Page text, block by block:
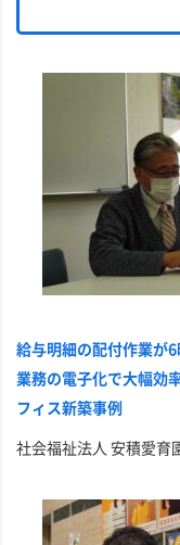
給与明細の配付作業が
業務の電子化で大幅効
フィス新築事例
社会福祉法人 安積愛育